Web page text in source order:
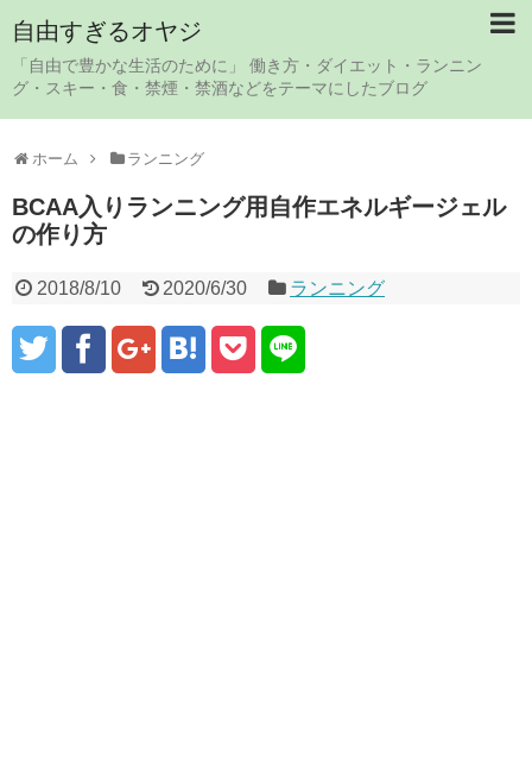
自由すぎるオヤジ
「自由で豊かな生活のために」 働き方・ダイエット・ランニン
グ・スキー・食・禁煙・禁酒などをテーマにしたブログ
ホーム ランニング
BCAA入りランニング用自作エネルギージェル
の作り方
2018/8/10 2020/6/30 ランニング